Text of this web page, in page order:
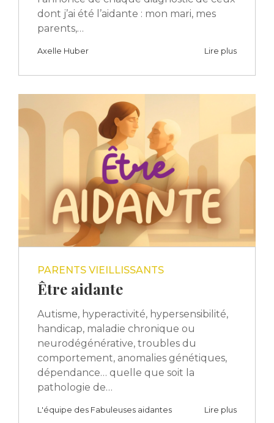
dont j’ai été l’aidante : mon mari, mes
parents,…
Axelle Huber Lire plus
PARENTS VIEILLISSANTS
Être aidante
Autisme, hyperactivité, hypersensibilité,
handicap, maladie chronique ou
neurodégénérative, troubles du
comportement, anomalies génétiques,
dépendance… quelle que soit la
pathologie de…
L'équipe des Fabuleuses aidantes Lire plus